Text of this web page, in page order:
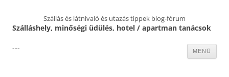
Szállás és látnivaló és utazás tippek blog-fórum
Szálláshely, minőségi üdülés, hotel / apartman tanácsok
MENÜ
---